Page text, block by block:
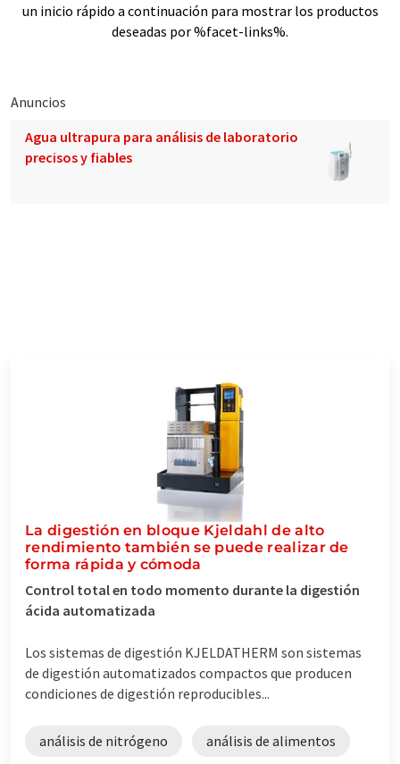
un inicio rápido a continuación para mostrar los productos
deseadas por %facet-links%.
Anuncios
Agua ultrapura para análisis de laboratorio
precisos y fiables
La digestión en bloque Kjeldahl de alto
rendimiento también se puede realizar de
forma rápida y cómoda
Control total en todo momento durante la digestión
ácida automatizada
Los sistemas de digestión KJELDATHERM son sistemas
de digestión automatizados compactos que producen
condiciones de digestión reproducibles...
análisis de nitrógeno análisis de alimentos